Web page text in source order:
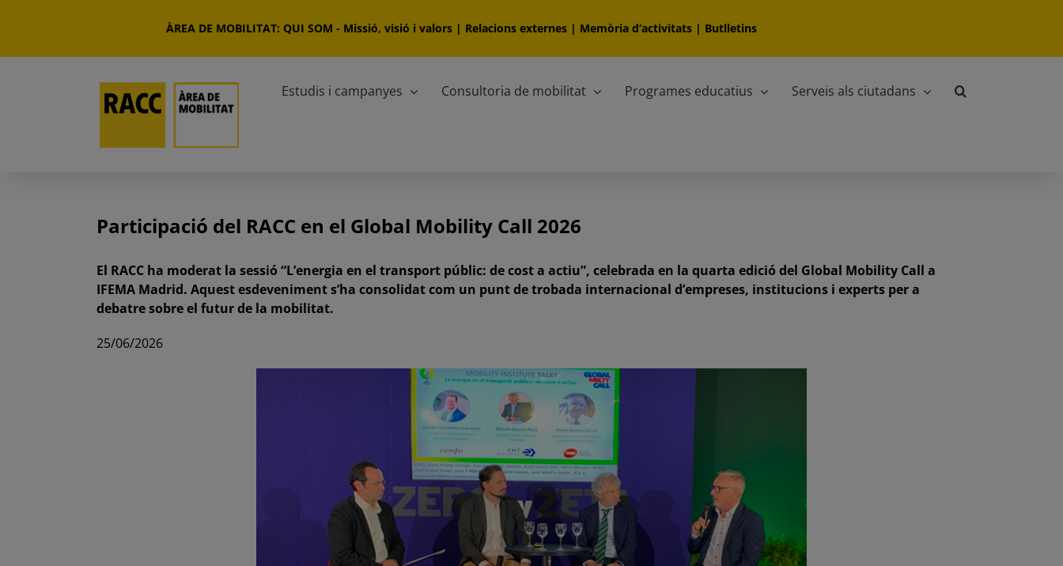
ÀREA DE MOBILITAT: QUI SOM - Missió, visió i valors | Relacions externes | Memòria d‘activitats | Butlletins
Estudis i campanyes Consultoria de mobilitat Programes educatius Serveis als ciutadans
Participació del RACC en el Global Mobility Call 2026
El RACC ha moderat la sessió “L’energia en el transport públic: de cost a actiu”, celebrada en la quarta edició del Global Mobility Call a
IFEMA Madrid. Aquest esdeveniment s’ha consolidat com un punt de trobada internacional d’empreses, institucions i experts per a
debatre sobre el futur de la mobilitat.
25/06/2026